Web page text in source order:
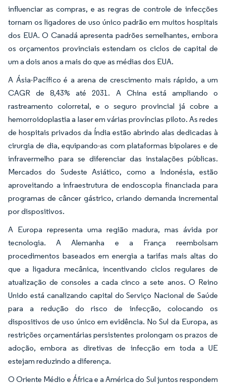
influenciar as compras, e as regras de controle de infecções
tornam os ligadores de uso único padrão em muitos hospitais
dos EUA. O Canadá apresenta padrões semelhantes, embora
os orçamentos provinciais estendam os ciclos de capital de
um a dois anos a mais do que as médias dos EUA.
A Ásia-Pacífico é a arena de crescimento mais rápido, a um
CAGR de 8,43% até 2031. A China está ampliando o
rastreamento colorretal, e o seguro provincial já cobre a
hemorroidoplastia a laser em várias províncias piloto. As redes
de hospitais privados da Índia estão abrindo alas dedicadas à
cirurgia de dia, equipando-as com plataformas bipolares e de
infravermelho para se diferenciar das instalações públicas.
Mercados do Sudeste Asiático, como a Indonésia, estão
aproveitando a infraestrutura de endoscopia financiada para
programas de câncer gástrico, criando demanda incremental
por dispositivos.
A Europa representa uma região madura, mas ávida por
tecnologia. A Alemanha e a França reembolsam
procedimentos baseados em energia a tarifas mais altas do
que a ligadura mecânica, incentivando ciclos regulares de
atualização de consoles a cada cinco a sete anos. O Reino
Unido está canalizando capital do Serviço Nacional de Saúde
para a redução do risco de infecção, colocando os
dispositivos de uso único em evidência. No Sul da Europa, as
restrições orçamentárias persistentes prolongam os prazos de
adoção, embora as diretivas de infecção em toda a UE
estejam reduzindo a diferença.
O Oriente Médio e África e a América do Sul juntos respondem